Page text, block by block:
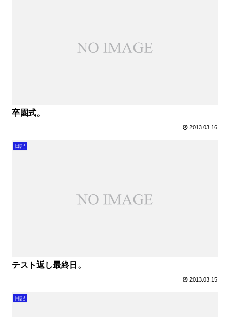
卒園式。
2013.03.16
日記
テスト返し最終日。
2013.03.15
日記